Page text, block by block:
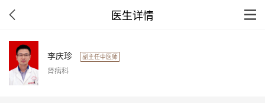
医生详情
李庆珍 副主任中医师
肾病科